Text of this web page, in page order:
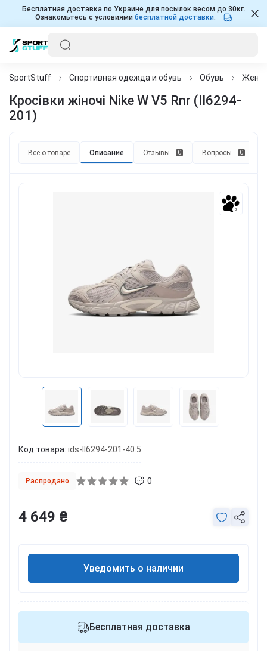
Бесплатная доставка по Украине для посылок весом до 30кг.
Ознакомьтесь с условиями бесплатной доставки.
SportStuff Спортивная одежда и обувь Обувь
Кросівки жіночі Nike W V5 Rnr (II6294-
201)
Все о товаре Описание Отзывы 0 Вопросы 0
3
Код товара: ids-II6294-201-40.5
Распродано 0
4 649 ₴
Уведомить о наличии
Бесплатная доставка